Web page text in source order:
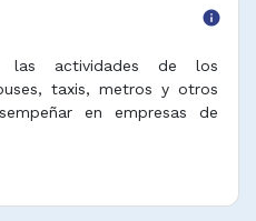
info
las actividades de los
taxis, metros y otros
en empresas de